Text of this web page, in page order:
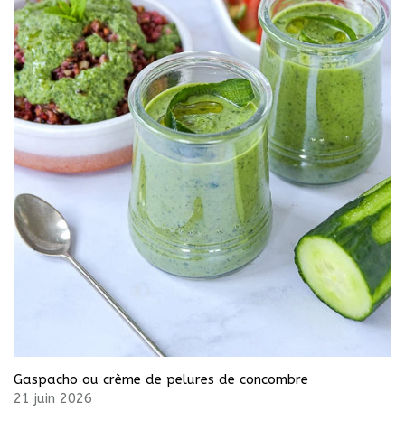
Gaspacho ou crème de pelures de concombre
21 juin 2026